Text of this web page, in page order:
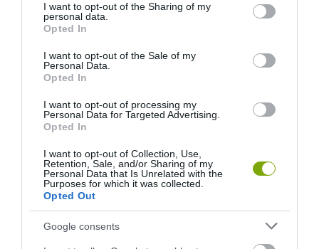
not limited to your visit or usage behaviour. You may click to
grant or deny consent to Google and its third-party tags to
use your data for below specified purposes in below Google
consent section.
I want to opt-out of the Sharing of my
personal data.
Opted In
I want to opt-out of the Sale of my
Personal Data.
Opted In
I want to opt-out of processing my
Personal Data for Targeted Advertising.
Opted In
I want to opt-out of Collection, Use,
Retention, Sale, and/or Sharing of my
Personal Data that Is Unrelated with the
Purposes for which it was collected.
Opted Out
Google consents
MINT A MACSKA FENN A FÁN…
HASONLÓ ÉRDEKESSÉGEK